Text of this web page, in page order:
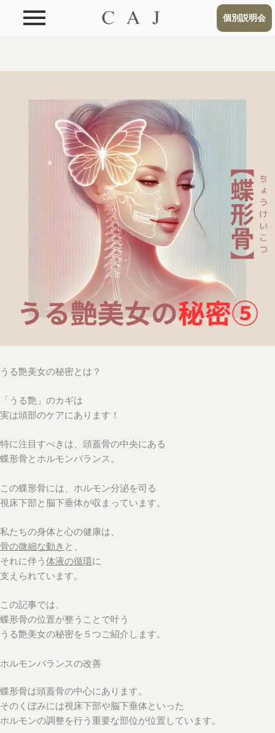
個別説明会
うる艶美女の秘密とは？
「うる艶」のカギは
実は頭部のケアにあります！
特に注目すべきは、頭蓋骨の中央にある
蝶形骨とホルモンバランス。
この蝶形骨には、ホルモン分泌を司る
視床下部と脳下垂体が収まっています。
私たちの身体と心の健康は、
骨の微細な動き と、
それに伴う 体液の循環に
支えられています。
この記事では、
蝶形骨の位置が整うことで叶う
うる艶美女の秘密を５つご紹介します。
ホルモンバランスの改善
蝶形骨は頭蓋骨の中心にあります。
そのくぼみには視床下部や脳下垂体といった
ホルモンの調整を行う重要な部位が位置しています。